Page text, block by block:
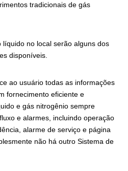
tradicionais de gás
no local serão alguns dos
disponíveis.
ao usuário todas as informações
fornecimento eficiente e
e gás nitrogênio sempre
e alarmes, incluindo operação
alarme de serviço e página
não há outro Sistema de